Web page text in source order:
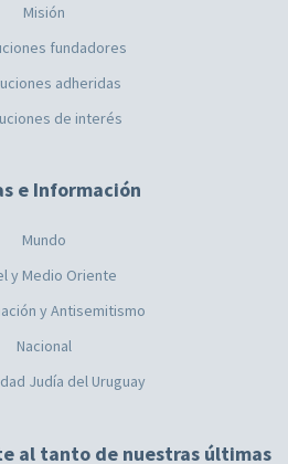
Misión
fundadores
adheridas
de interés
e Información
Mundo
y Medio Oriente
y Antisemitismo
Nacional
Judía del Uruguay
al tanto de nuestras últimas